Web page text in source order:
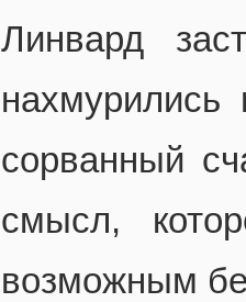
Линвард
сорванный
смысл,
возможным